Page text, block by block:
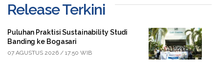
Release Terkini
Puluhan Praktisi Sustainability Studi
Banding ke Bogasari
07 AGUSTUS 2026 / 17:50 WIB